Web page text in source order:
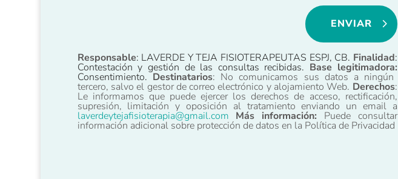
ENVIAR
Responsable: LAVERDE Y TEJA FISIOTERAPEUTAS ESPJ, CB. Finalidad:
Contestación y gestión de las consultas recibidas. Base legitimadora:
Consentimiento. Destinatarios: No comunicamos sus datos a ningún
tercero, salvo el gestor de correo electrónico y alojamiento Web. Derechos:
Le informamos que puede ejercer los derechos de acceso, rectificación,
supresión, limitación y oposición al tratamiento enviando un email a
laverdeytejafisioterapia@gmail.com Más información: Puede consultar
información adicional sobre protección de datos en la Política de Privacidad